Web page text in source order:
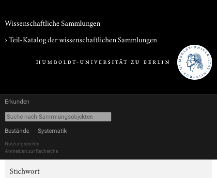
Wissenschaftliche Sammlungen
› Teil-Katalog der wissenschaftlichen Sammlungen
Erkunden
Bestände Systematik
Nutzungsrechte
Anmelden zur Recherche
Stichwort